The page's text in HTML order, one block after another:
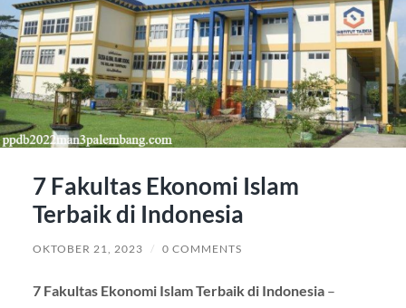
7 Fakultas Ekonomi Islam
Terbaik di Indonesia
OKTOBER 21, 2023 / 0 COMMENTS
7 Fakultas Ekonomi Islam Terbaik di Indonesia–